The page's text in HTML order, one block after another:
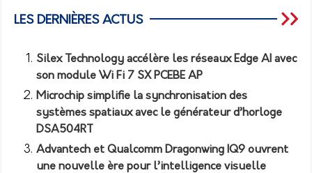
LES DERNIÈRES ACTUS
Silex Technology accélère les réseaux Edge AI avec
son module Wi Fi 7 SX PCEBE AP
Microchip simplifie la synchronisation des
systèmes spatiaux avec le générateur d’horloge
DSA504RT
Advantech et Qualcomm Dragonwing IQ9 ouvrent
une nouvelle ère pour l’intelligence visuelle